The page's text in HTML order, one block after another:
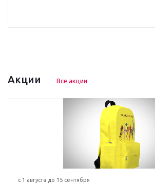
Акции Все акции
с 1 августа до 15 сентября